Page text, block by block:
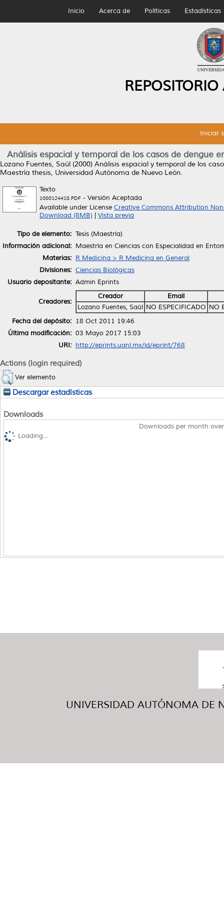
Inicio Acerca de Políticas Estadísticas
Iniciar
Análisis espacial y temporal de los casos de dengue
Lozano Fuentes, Saúl (2000) Análisis espacial y temporal de los
Maestría thesis, Universidad Autónoma de Nuevo León.
Texto
1080124418.PDF - Versión Aceptada
Available under License Creative Commons Attribution
Download (8MB)
Vista previa
Tipo de elemento: Tesis (Maestría)
Información adicional: Maestría en Ciencias con Especialidad en
Materias: R Medicina > R Medicina en General
Divisiones: Ciencias Biológicas
Usuario depositante: Admin Eprints
Creadores:
Creador
Email
Lozano Fuentes, Saúl NO ESPECIFICADO NO
Fecha del depósito: 18 Oct 2011 19:46
Última modificación: 03 Mayo 2017 15:03
URI: http://eprints.uanl.mx/id/eprint/768
Actions (login required)
Ver elemento
Descargar estadísticas
Downloads
Downloads per month
Loading...
UNIVERSIDAD AUTÓNOMA DE